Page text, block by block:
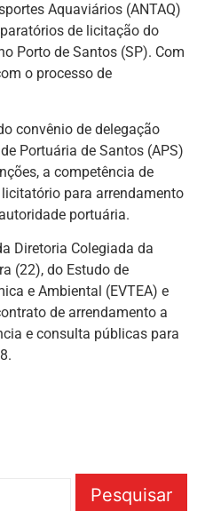
Aquaviários (ANTAQ)
de licitação do
Porto de Santos (SP). Com
o processo de
convênio de delegação
Portuária de Santos (APS)
a competência de
para arrendamento
portuária.
Diretoria Colegiada da
(22), do Estudo de
e Ambiental (EVTEA) e
de arrendamento a
e consulta públicas para